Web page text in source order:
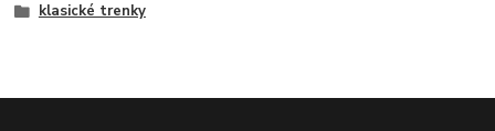
klasické trenky